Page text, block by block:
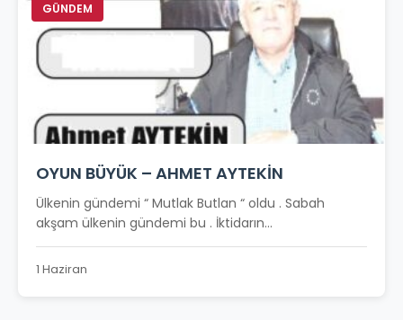
GÜNDEM
OYUN BÜYÜK – AHMET AYTEKİN
Ülkenin gündemi “ Mutlak Butlan “ oldu . Sabah
akşam ülkenin gündemi bu . İktidarın...
1 Haziran